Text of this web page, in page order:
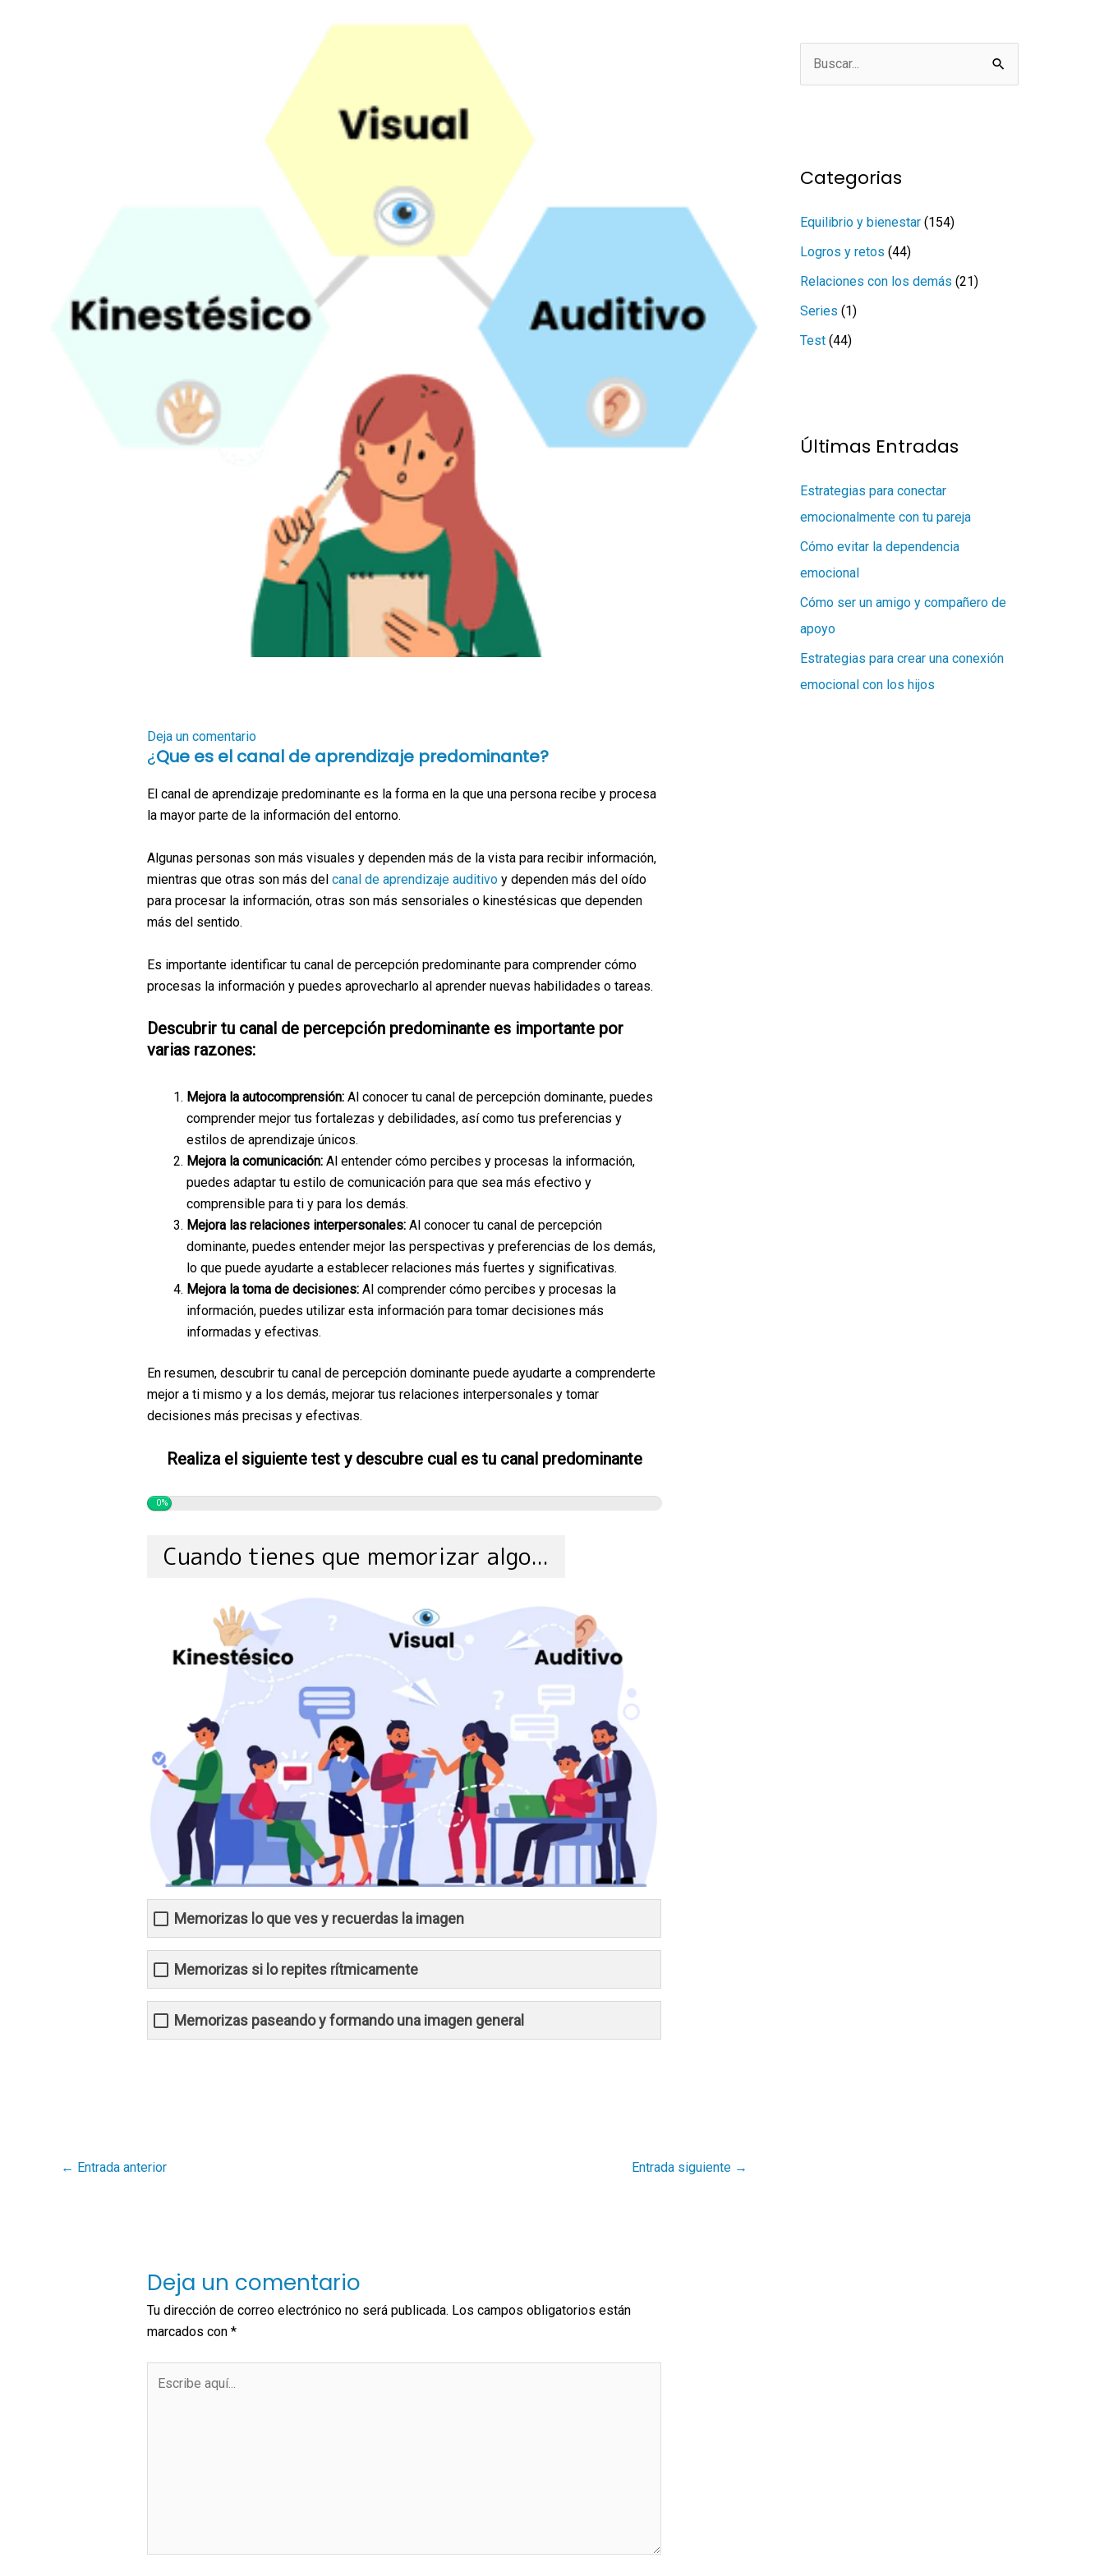
Deja un comentario
¿Que es el canal de aprendizaje predominante?
El canal de aprendizaje predominante es la forma en la que una persona recibe y procesa
la mayor parte de la información del entorno.
Algunas personas son más visuales y dependen más de la vista para recibir información,
mientras que otras son más del canal de aprendizaje auditivoy dependen más del oído
para procesar la información, otras son más sensoriales o kinestésicas que dependen
más del sentido.
Es importante identificar tu canal de percepción predominante para comprender cómo
procesas la información y puedes aprovecharlo al aprender nuevas habilidades o tareas.
Descubrir tu canal de percepción predominante es importante por
varias razones:
Mejora la autocomprensión: Al conocer tu canal de percepción dominante, puedes
comprender mejor tus fortalezas y debilidades, así como tus preferencias y
estilos de aprendizaje únicos.
Mejora la comunicación:Al entender cómo percibes y procesas la información,
puedes adaptar tu estilo de comunicación para que sea más efectivo y
comprensible para ti y para los demás.
Mejora las relaciones interpersonales: Al conocer tu canal de percepción
dominante, puedes entender mejor las perspectivas y preferencias de los demás,
lo que puede ayudarte a establecer relaciones más fuertes y significativas.
Mejora la toma de decisiones: Al comprender cómo percibes y procesas la
información, puedes utilizar esta información para tomar decisiones más
informadas y efectivas.
En resumen, descubrir tu canal de percepción dominante puede ayudarte a comprenderte
mejor a ti mismo y a los demás, mejorar tus relaciones interpersonales y tomar
decisiones más precisas y efectivas.
Realiza el siguiente test y descubre cual es tu canal predominante
0%
Cuando tienes que memorizar algo...
Memorizas lo que ves y recuerdas la imagen
Memorizas si lo repites rítmicamente
Memorizas paseando y formando una imagen general
← Entrada anterior Entrada siguiente →
Deja un comentario
Tu dirección de correo electrónico no será publicada. Los campos obligatorios están
marcados con *
aquí...
a
p
o
r
:
Categorias
Equilibrio y bienestar (154)
Logros y retos (44)
Relaciones con los demás (21)
Series (1)
Test (44)
Últimas Entradas
Estrategias para conectar
emocionalmente con tu pareja
Cómo evitar la dependencia
emocional
Cómo ser un amigo y compañero de
apoyo
Estrategias para crear una conexión
emocional con los hijos